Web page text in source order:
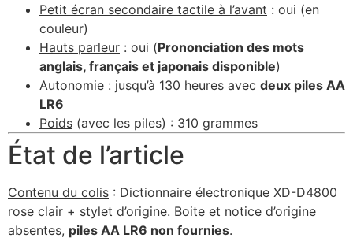
Petit écran secondaire tactile à l’avant : oui (en
couleur)
Hauts parleur : oui (Prononciation des mots
anglais, français et japonais disponible)
Autonomie : jusqu’à 130 heures avec deux piles AA
LR6
Poids (avec les piles) : 310 grammes
État de l’article
Contenu du colis : Dictionnaire électronique XD-D4800
rose clair + stylet d’origine. Boite et notice d’origine
absentes, piles AA LR6 non fournies.